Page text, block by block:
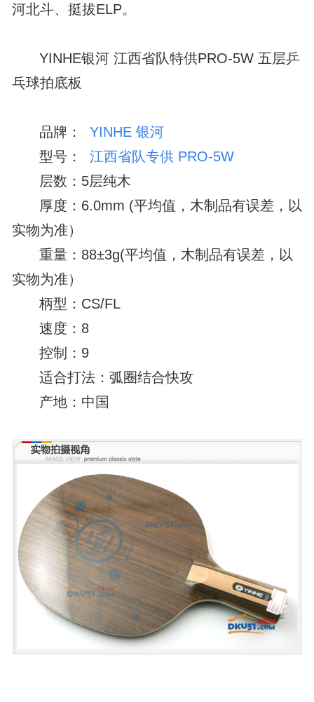
河北斗、挺拔ELP。
YINHE银河 江西省队特供PRO-5W 五层乒
乓球拍底板
品牌：YINHE 银河
型号：江西省队专供 PRO-5W
层数：5层纯木
厚度：6.0mm (平均值，木制品有误差，以
实物为准）
重量：88±3g(平均值，木制品有误差，以
实物为准）
柄型：CS/FL
速度：8
控制：9
适合打法：弧圈结合快攻
产地：中国